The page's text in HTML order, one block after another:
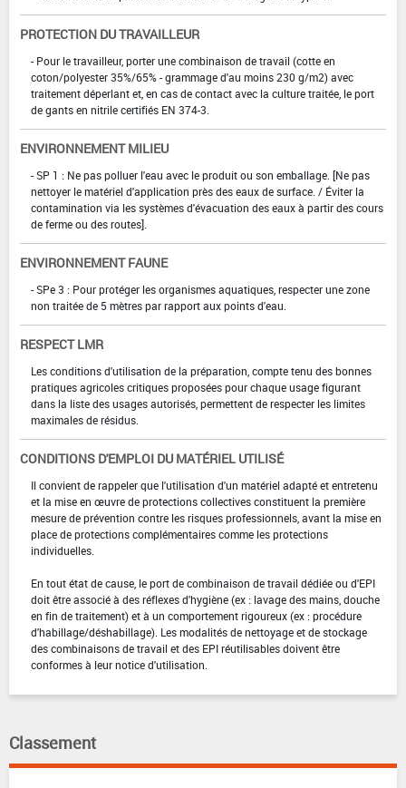
PROTECTION DU TRAVAILLEUR
- Pour le travailleur, porter une combinaison de travail (cotte en
coton/polyester 35%/65% - grammage d'au moins 230 g/m2) avec
traitement déperlant et, en cas de contact avec la culture traitée, le port
de gants en nitrile certifiés EN 374-3.
ENVIRONNEMENT MILIEU
- SP 1 : Ne pas polluer l'eau avec le produit ou son emballage. [Ne pas
nettoyer le matériel d'application près des eaux de surface. / Éviter la
contamination via les systèmes d'évacuation des eaux à partir des cours
de ferme ou des routes].
ENVIRONNEMENT FAUNE
- SPe 3 : Pour protéger les organismes aquatiques, respecter une zone
non traitée de 5 mètres par rapport aux points d'eau.
RESPECT LMR
Les conditions d'utilisation de la préparation, compte tenu des bonnes
pratiques agricoles critiques proposées pour chaque usage figurant
dans la liste des usages autorisés, permettent de respecter les limites
maximales de résidus.
CONDITIONS D'EMPLOI DU MATÉRIEL UTILISÉ
Il convient de rappeler que l'utilisation d'un matériel adapté et entretenu
et la mise en œuvre de protections collectives constituent la première
mesure de prévention contre les risques professionnels, avant la mise en
place de protections complémentaires comme les protections
individuelles.
En tout état de cause, le port de combinaison de travail dédiée ou d'EPI
doit être associé à des réflexes d'hygiène (ex : lavage des mains, douche
en fin de traitement) et à un comportement rigoureux (ex : procédure
d'habillage/déshabillage). Les modalités de nettoyage et de stockage
des combinaisons de travail et des EPI réutilisables doivent être
conformes à leur notice d'utilisation.
Classement